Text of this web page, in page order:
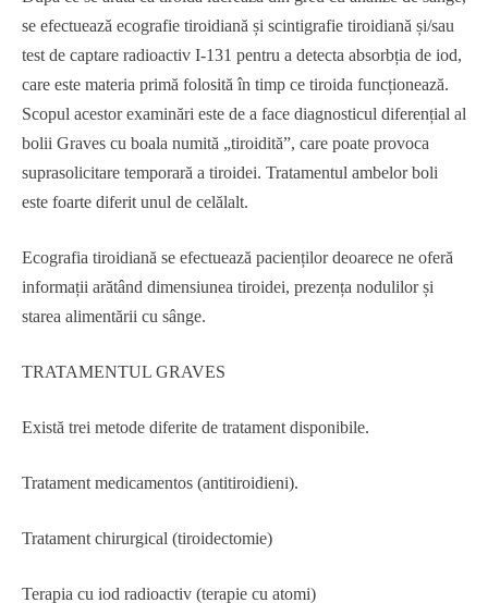
se efectuează ecografie tiroidiană și scintigrafie tiroidiană și/sau
test de captare radioactiv I-131 pentru a detecta absorbția de iod,
care este materia primă folosită în timp ce tiroida funcționează.
Scopul acestor examinări este de a face diagnosticul diferențial al
bolii Graves cu boala numită „tiroidită”, care poate provoca
suprasolicitare temporară a tiroidei. Tratamentul ambelor boli
este foarte diferit unul de celălalt.
Ecografia tiroidiană se efectuează pacienților deoarece ne oferă
informații arătând dimensiunea tiroidei, prezența nodulilor și
starea alimentării cu sânge.
TRATAMENTUL GRAVES
Există trei metode diferite de tratament disponibile.
Tratament medicamentos (antitiroidieni).
Tratament chirurgical (tiroidectomie)
Terapia cu iod radioactiv (terapie cu atomi)